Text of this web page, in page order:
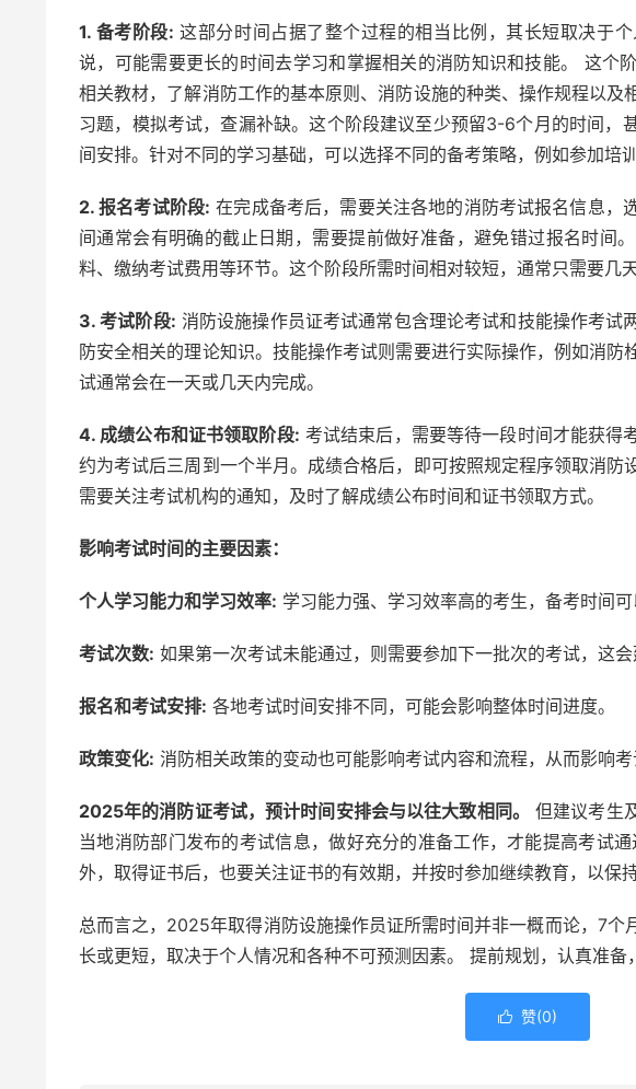
1. 备考阶段: 这部分时间占据了整个过程的相当比例，其长短取决于
说，可能需要更长的时间去学习和掌握相关的消防知识和技能。 这个
相关教材，了解消防工作的基本原则、消防设施的种类、操作规程以及
习题，模拟考试，查漏补缺。这个阶段建议至少预留3-6个月的时间，
间安排。针对不同的学习基础，可以选择不同的备考策略，例如参加培
2. 报名考试阶段: 在完成备考后，需要关注各地的消防考试报名信息，
间通常会有明确的截止日期，需要提前做好准备，避免错过报名时间
料、缴纳考试费用等环节。这个阶段所需时间相对较短，通常只需要几天
3. 考试阶段: 消防设施操作员证考试通常包含理论考试和技能操作考试
防安全相关的理论知识。技能操作考试则需要进行实际操作，例如消
试通常会在一天或几天内完成。
4. 成绩公布和证书领取阶段: 考试结束后，需要等待一段时间才能获得
约为考试后三周到一个半月。成绩合格后，即可按照规定程序领取消防
需要关注考试机构的通知，及时了解成绩公布时间和证书领取方式。
影响考试时间的主要因素：
个人学习能力和学习效率: 学习能力强、学习效率高的考生，备考时间可
考试次数: 如果第一次考试未能通过，则需要参加下一批次的考试，这会
报名和考试安排: 各地考试时间安排不同，可能会影响整体时间进度。
政策变化: 消防相关政策的变动也可能影响考试内容和流程，从而影响考
2025年的消防证考试，预计时间安排会与以往大致相同。
但建议考生
当地消防部门发布的考试信息，做好充分的准备工作，才能提高考试
外，取得证书后，也要关注证书的有效期，并按时参加继续教育，以保
总而言之，2025年取得消防设施操作员证所需时间并非一概而论，7个
长或更短，取决于个人情况和各种不可预测因素。 提前规划，认真准备
 赞(0)